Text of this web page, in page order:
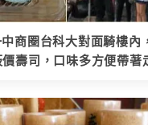
商圈台科大對面騎樓內
價壽司，口味多方便帶著